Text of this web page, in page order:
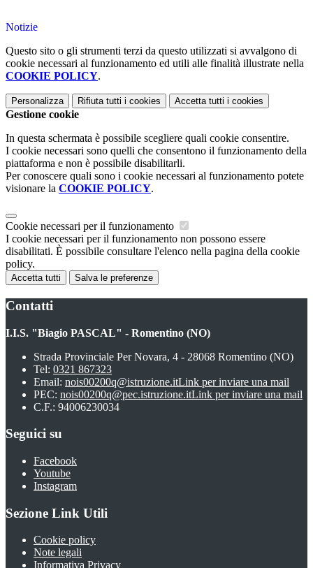
Notizie
Questo sito o gli strumenti terzi da questo utilizzati si avvalgono di
cookie necessari al funzionamento ed utili alle finalità illustrate nella
COOKIE POLICY.
Personalizza Rifiuta tutti i cookies Accetta tutti i cookies
Gestione cookie
In questa schermata è possibile scegliere quali cookie consentire.
I cookie necessari sono quelli che consentono il funzionamento della
piattaforma e non è possibile disabilitarli.
Per conoscere quali sono i cookie necessari al funzionamento potete
visionare la COOKIE POLICY.
Cookie necessari per il funzionamento
I cookie necessari per il funzionamento non possono essere
disabilitati. È possibile consultare l'elenco nella pagina della cookie
policy.
Accetta tutti Salva le preferenze
Contatti
I.I.S. "Biagio PASCAL" - Romentino (NO)
Strada Provinciale Per Novara, 4 - 28068 Romentino (NO)
Tel: 0321 867323
Email: nois00200q@istruzione.itLink per inviare una mail
PEC: nois00200q@pec.istruzione.itLink per inviare una mail
C.F.: 94006230034
Seguici su
Facebook
Youtube
Instagram
Sezione Link Utili
Cookie policy
Note legali
Informativa Privacy